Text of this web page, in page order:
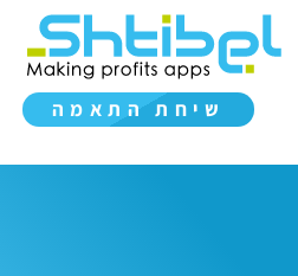
שיחת התאמה